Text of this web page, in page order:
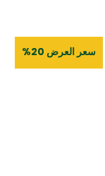
سعر العرض 20%